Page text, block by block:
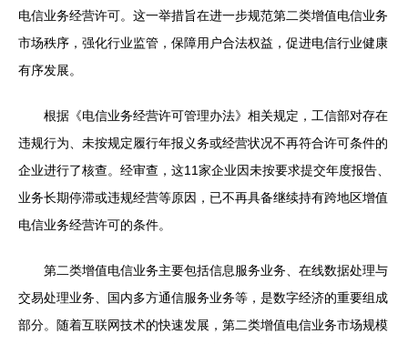
电信业务经营许可。这一举措旨在进一步规范第二类增值电信业务
市场秩序，强化行业监管，保障用户合法权益，促进电信行业健康
有序发展。
根据《电信业务经营许可管理办法》相关规定，工信部对存在
违规行为、未按规定履行年报义务或经营状况不再符合许可条件的
企业进行了核查。经审查，这11家企业因未按要求提交年度报告、
业务长期停滞或违规经营等原因，已不再具备继续持有跨地区增值
电信业务经营许可的条件。
第二类增值电信业务主要包括信息服务业务、在线数据处理与
交易处理业务、国内多方通信服务业务等，是数字经济的重要组成
部分。随着互联网技术的快速发展，第二类增值电信业务市场规模